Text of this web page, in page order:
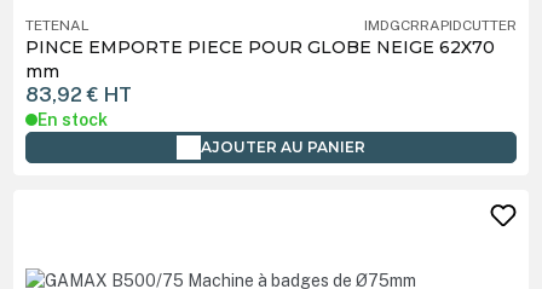
TETENAL IMDGCRRAPIDCUTTER
PINCE EMPORTE PIECE POUR GLOBE NEIGE 62X70
mm
83,92 € HT
En stock
AJOUTER AU PANIER